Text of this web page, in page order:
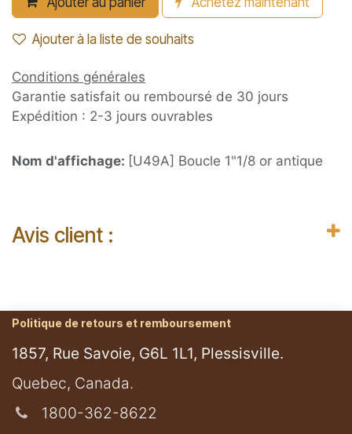
Ajouter à la liste de souhaits
Conditions générales
Garantie satisfait ou remboursé de 30 jours
Expédition : 2-3 jours ouvrables
Nom d'affichage: [U49A] Boucle 1"1/8 or antique
Avis client :
Politique de retours et remboursement
1857, Rue Savoie, G6L 1L1, Plessisville.
​Quebec, Canada.
1800-362-8622